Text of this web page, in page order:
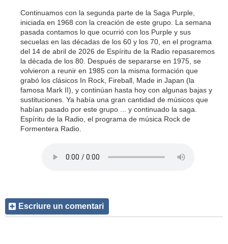
Continuamos con la segunda parte de la Saga Purple,
iniciada en 1968 con la creación de este grupo. La semana
pasada contamos lo que ocurrió con los Purple y sus
secuelas en las décadas de los 60 y los 70, en el programa
del 14 de abril de 2026 de Espíritu de la Radio repasaremos
la década de los 80. Después de separarse en 1975, se
volvieron a reunir en 1985 con la misma formación que
grabó los clásicos In Rock, Fireball, Made in Japan (la
famosa Mark II), y continúan hasta hoy con algunas bajas y
sustituciones. Ya había una gran cantidad de músicos que
habían pasado por este grupo ... y continuado la saga.
Espíritu de la Radio, el programa de música Rock de
Formentera Radio.
Escriure un comentari